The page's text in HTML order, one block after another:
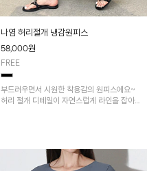
나염 허리절개 냉감원피스
58,000원
FREE
부드러우면서 시원한 착용감의 원피스에요~
허리 절개 디테일이 자연스럽게 라인을 잡아주